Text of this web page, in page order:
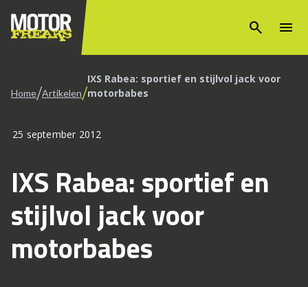
search menu
Home/Artikelen/IXS Rabea: sportief en stijlvol jack voor
motorbabes
25 september 2012
IXS Rabea: sportief en
stijlvol jack voor
motorbabes